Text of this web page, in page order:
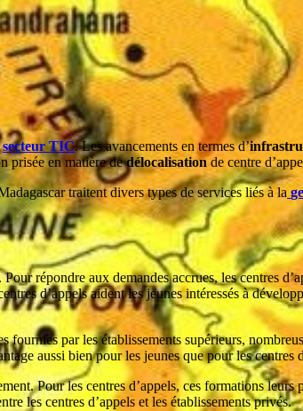
secteur TIC. Les avancements en termes d’
prisée en matière dedélocalisationde centre
traitent divers types de services liés à la
répondre aux demandes accrues, les centres
d’appels aident les jeunes intéressés à
par les établissements supérieurs,
aussi bien pour les jeunes que pour les centres
Pour les centres d’appels, ces formations leurs
les centres d’appels et les établissements privés.